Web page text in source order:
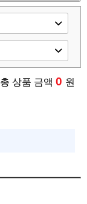
총 상품 금액 0 원